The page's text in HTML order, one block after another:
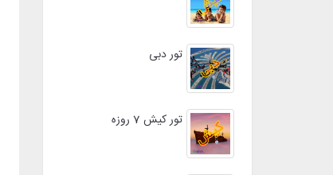
تور دبی
تور کیش 7 روزه